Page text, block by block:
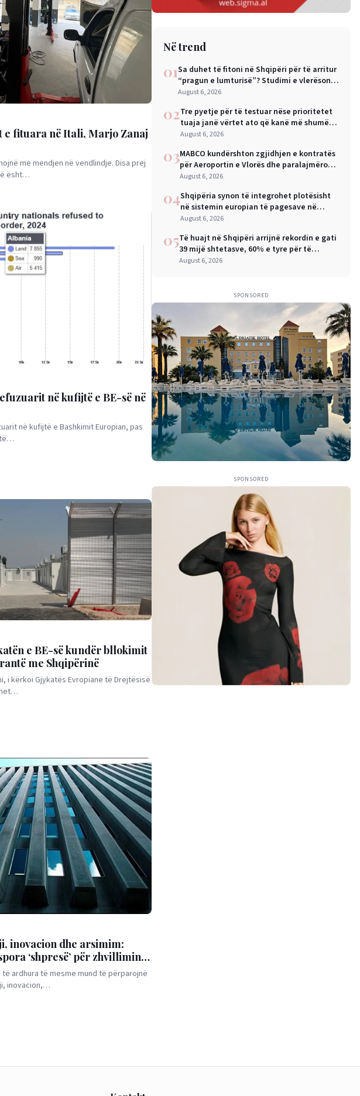
e fituara në Itali, Marjo Zanaj
me mendjen në vendlindje. Disa prej
ësht…
në kufijtë e BE-së në
në kufijtë e Bashkimit Europian, pas
e BE-së kundër bllokimit
me Shqipërinë
i kërkoi Gjykatës Evropiane të Drejtësisë
inovacion dhe arsimim:
‘shpresë’ për zhvillimin
ardhura të mesme mund të përparojnë
inovacion,…
Në trend
01Sa duhet të fitoni në Shqipëri për të arritur
“pragun e lumturisë”? Studimi e vlerëson
në 28 mijë dollarë në vit
August 6, 2026
02Tre pyetje për të testuar nëse prioritetet
tuaja janë vërtet ato që kanë më shumë
rëndësi
August 6, 2026
03MABCO kundërshton zgjidhjen e kontratës
për Aeroportin e Vlorës dhe paralajmëron
arbitrazh ndërkombëtar
August 6, 2026
04Shqipëria synon të integrohet plotësisht
në sistemin europian të pagesave në
nëntor, Sejko: Kursime të mëdha për
August 6, 2026
05Të huajt në Shqipëri arrijnë rekordin e gati
39 mijë shtetasve, 60% e tyre për të
punuar
August 6, 2026
SPONSORED
SPONSORED